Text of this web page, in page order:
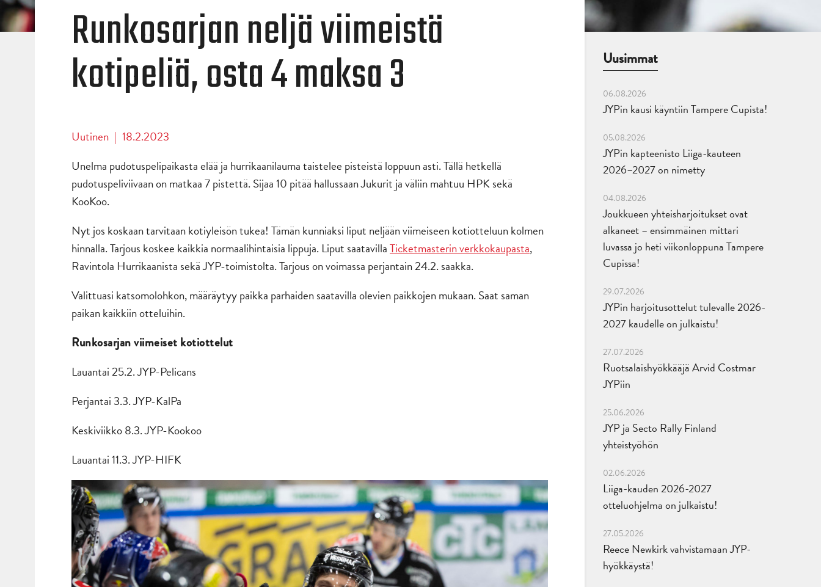
Runkosarjan neljä viimeistä
kotipeliä, osta 4 maksa 3
Uutinen | 18.2.2023
Unelma pudotuspelipaikasta elää ja hurrikaanilauma taistelee pisteistä loppuun asti. Tällä hetkellä
pudotuspeliviivaan on matkaa 7 pistettä. Sijaa 10 pitää hallussaan Jukurit ja väliin mahtuu HPK sekä
KooKoo.
Nyt jos koskaan tarvitaan kotiyleisön tukea! Tämän kunniaksi liput neljään viimeiseen kotiotteluun kolmen
hinnalla. Tarjous koskee kaikkia normaalihintaisia lippuja. Liput saatavillaTicketmasterin verkkokaupasta,
Ravintola Hurrikaanista sekä JYP-toimistolta. Tarjous on voimassa perjantain 24.2. saakka.
Valittuasi katsomolohkon, määräytyy paikka parhaiden saatavilla olevien paikkojen mukaan. Saat saman
paikan kaikkiin otteluihin.
Runkosarjan viimeiset kotiottelut
Lauantai 25.2. JYP-Pelicans
Perjantai 3.3. JYP-KalPa
Keskiviikko 8.3. JYP-Kookoo
Lauantai 11.3. JYP-HIFK
Uusimmat
06.08.2026
JYPin kausi käyntiin Tampere Cupista!
05.08.2026
JYPin kapteenisto Liiga-kauteen
2026–2027 on nimetty
04.08.2026
Joukkueen yhteisharjoitukset ovat
alkaneet – ensimmäinen mittari
luvassa jo heti viikonloppuna Tampere
Cupissa!
29.07.2026
JYPin harjoitusottelut tulevalle 2026-
2027 kaudelle on julkaistu!
27.07.2026
Ruotsalaishyökkääjä Arvid Costmar
JYPiin
25.06.2026
JYP ja Secto Rally Finland
yhteistyöhön
02.06.2026
Liiga-kauden 2026-2027
otteluohjelma on julkaistu!
27.05.2026
Reece Newkirk vahvistamaan JYP-
hyökkäystä!